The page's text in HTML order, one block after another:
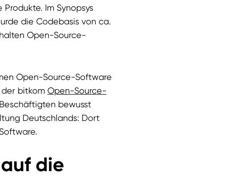
Im Synopsys
die Codebasis von ca.
Open-Source-
Open-Source-Software
bitkom Open-Source-
bewusst
Deutschlands: Dort
die